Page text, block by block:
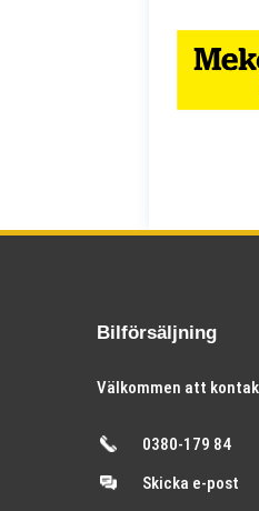
Bilförsäljning
Välkommen att
0380-179 84
Skicka e-post